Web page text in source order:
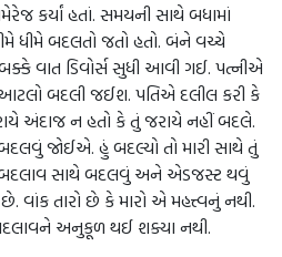
કર્યાં હતાં. સમયની સાથે બધામાં
ધીમે બદલતો જતો હતો. બંને વચ્ચે
વાત ડિવોર્સ સુધી આવી ગઈ. પત્નીએ
બદલી જઈશ. પતિએ દલીલ કરી કે
અંદાજ ન હતો કે તું જરાયે નહીં બદલે.
જોઈએ. હું બદલ્યો તો મારી સાથે તું
સાથે બદલવું અને એડજસ્ટ થવું
તારો છે કે મારો એ મહત્ત્વનું નથી.
અનુકૂળ થઈ શક્યા નથી.